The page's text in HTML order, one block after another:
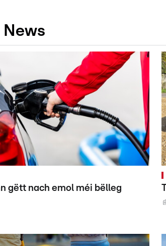
News
gëtt nach emol méi bëlleg